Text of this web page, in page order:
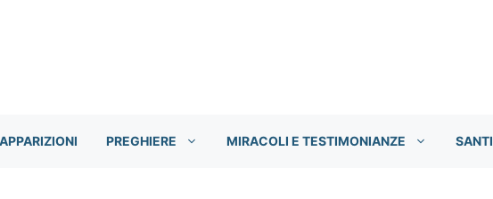
APPARIZIONI PREGHIERE MIRACOLI E TESTIMONIANZE SANTI